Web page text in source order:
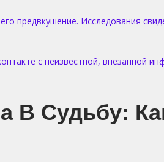
предвкушение. Исследования
с неизвестной, внезапной
В Судьбу: